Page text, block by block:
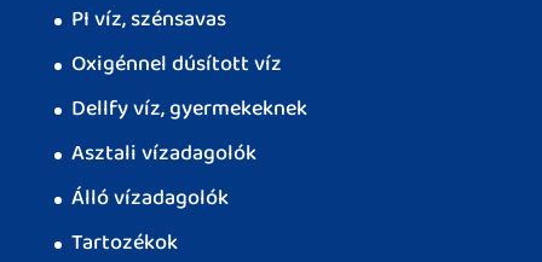
PI víz, szénsavas
Oxigénnel dúsított víz
Dellfy víz, gyermekeknek
Asztali vízadagolók
Álló vízadagolók
Tartozékok